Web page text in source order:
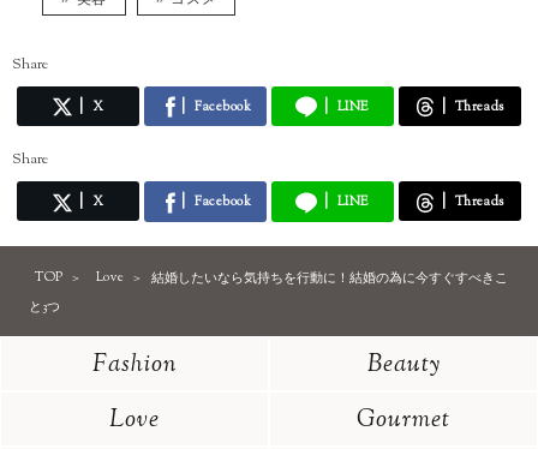
Share
X Facebook LINE Threads
Share
X Facebook LINE Threads
TOP Love
結婚したいなら気持ちを行動に！結婚の為に今すぐすべきこ
と3つ
Fashion
Beauty
Love
Gourmet